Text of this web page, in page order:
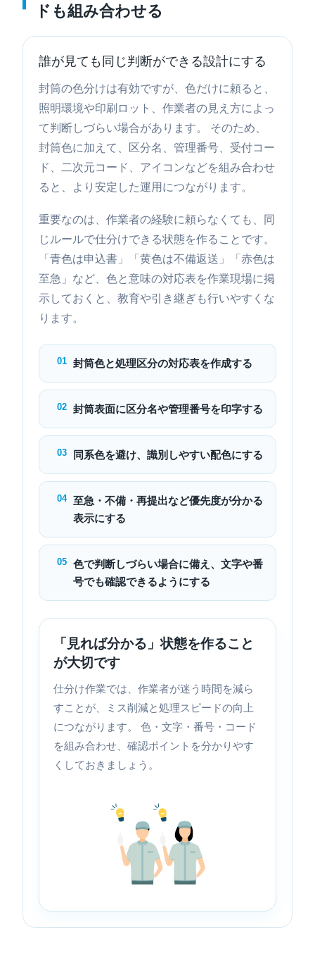
ドも組み合わせる
誰が見ても同じ判断ができる設計にする
封筒の色分けは有効ですが、色だけに頼ると、
照明環境や印刷ロット、作業者の見え方によっ
て判断しづらい場合があります。 そのため、
封筒色に加えて、区分名、管理番号、受付コー
ド、二次元コード、アイコンなどを組み合わせ
ると、より安定した運用につながります。
重要なのは、作業者の経験に頼らなくても、同
じルールで仕分けできる状態を作ることです。
「青色は申込書」「黄色は不備返送」「赤色は
至急」など、色と意味の対応表を作業現場に掲
示しておくと、教育や引き継ぎも行いやすくな
ります。
01 封筒色と処理区分の対応表を作成する
02 封筒表面に区分名や管理番号を印字する
03 同系色を避け、識別しやすい配色にする
04 至急・不備・再提出など優先度が分かる
表示にする
05 色で判断しづらい場合に備え、文字や番
号でも確認できるようにする
「見れば分かる」状態を作ること
が大切です
仕分け作業では、作業者が迷う時間を減ら
すことが、ミス削減と処理スピードの向上
につながります。 色・文字・番号・コード
を組み合わせ、確認ポイントを分かりやす
くしておきましょう。